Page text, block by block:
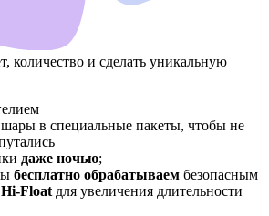
количество и сделать уникальную
шары в специальные пакеты, чтобы не
даже ночью;
бесплатно обрабатываем безопасным
Float для увеличения длительности